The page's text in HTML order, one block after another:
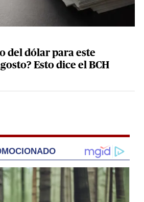
del dólar para este
Esto dice el BCH